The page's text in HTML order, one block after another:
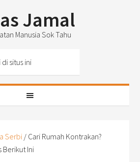
Jamal
Manusia Sok Tahu
Serbi/ Cari Rumah Kontrakan?
Berikut Ini